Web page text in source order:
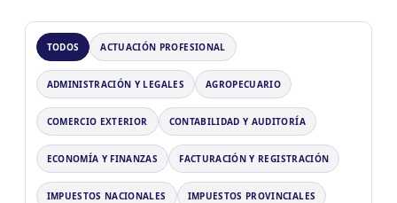
TODOS ACTUACIÓN PROFESIONAL
ADMINISTRACIÓN Y LEGALES AGROPECUARIO
COMERCIO EXTERIOR CONTABILIDAD Y AUDITORÍA
ECONOMÍA Y FINANZAS FACTURACIÓN Y REGISTRACIÓN
IMPUESTOS NACIONALES IMPUESTOS PROVINCIALES